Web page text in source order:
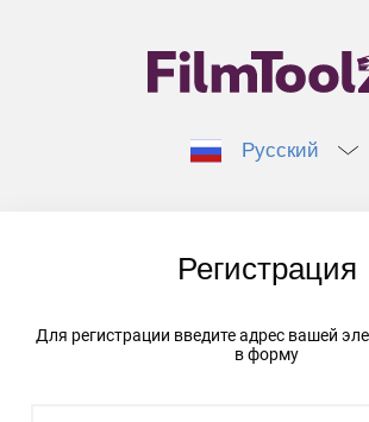
Русский
Регистрация
Для регистрации введите адрес вашей
в форму